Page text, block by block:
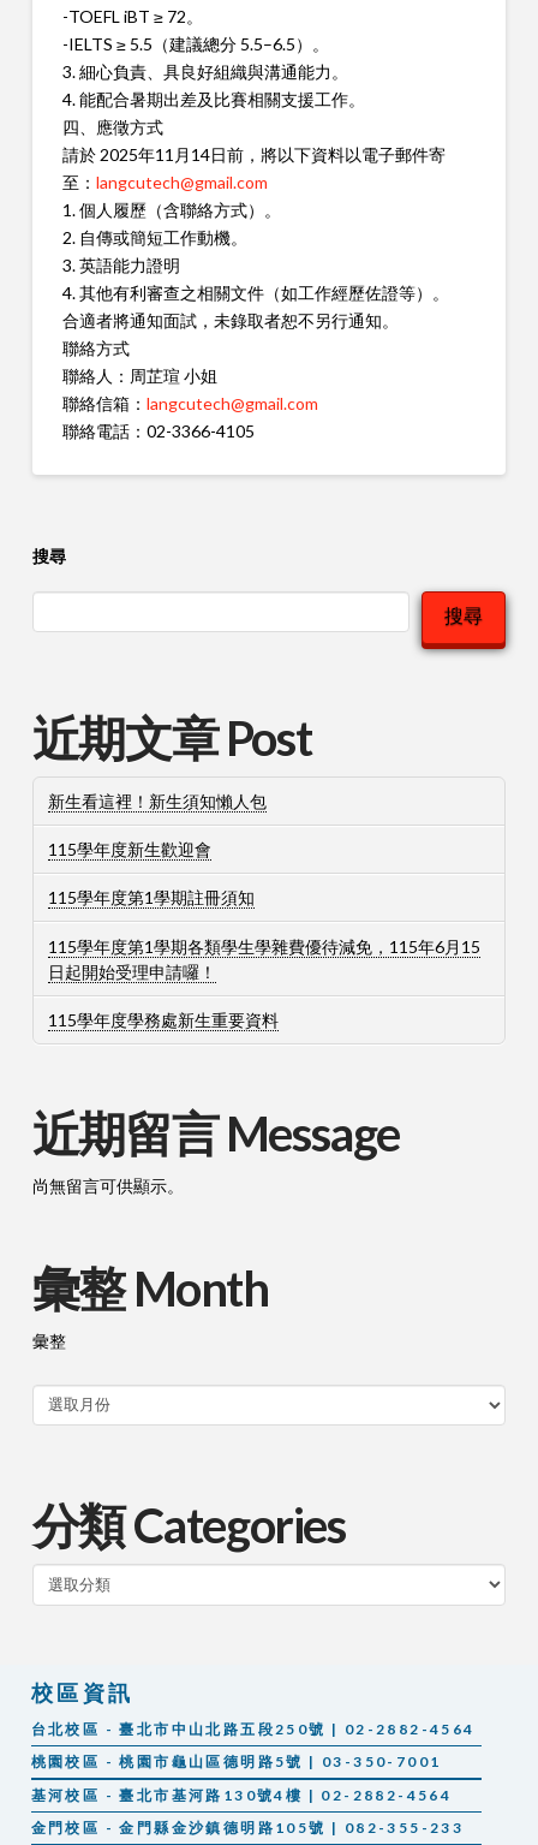
-TOEFL iBT ≥ 72。
-IELTS ≥ 5.5（建議總分 5.5–6.5）。
3. 細心負責、具良好組織與溝通能力。
4. 能配合暑期出差及比賽相關支援工作。
四、應徵方式
請於 2025年11月14日前，將以下資料以電子郵件寄
至： langcutech@gmail.com
1. 個人履歷（含聯絡方式）。
2. 自傳或簡短工作動機。
3. 英語能力證明
4. 其他有利審查之相關文件（如工作經歷佐證等）。
合適者將通知面試，未錄取者恕不另行通知。
聯絡方式
聯絡人：周芷瑄 小姐
聯絡信箱： langcutech@gmail.com
聯絡電話：02-3366-4105
搜尋
搜尋
近期文章 Post
新生看這裡！新生須知懶人包
115學年度新生歡迎會
115學年度第1學期註冊須知
115學年度第1學期各類學生學雜費優待減免，115年6月15
日起開始受理申請囉！
115學年度學務處新生重要資料
近期留言 Message
尚無留言可供顯示。
彙整 Month
彙整
分類 Categories
類
校區資訊
台北校區 - 臺北市中山北路五段250號 | 02-2882-4564
桃園校區 - 桃園市龜山區德明路5號 | 03-350-7001
基河校區 - 臺北市基河路130號4樓 | 02-2882-4564
金門校區 - 金門縣金沙鎮德明路105號 | 082-355-233